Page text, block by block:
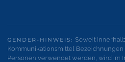
GENDER-HINWEIS: Soweit
Kommunikationsmittel
Personen verwendet werden, wird im